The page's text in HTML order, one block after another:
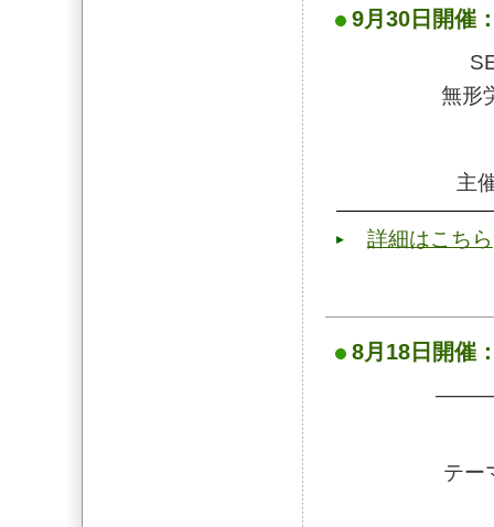
9月30日開催
無形
主
詳細はこちら
8月18日開催
テー